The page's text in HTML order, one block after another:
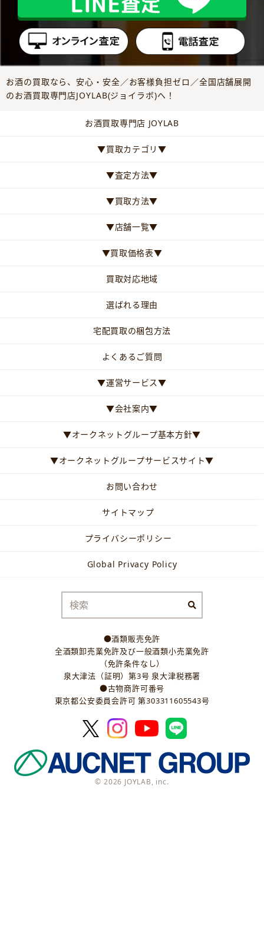
お酒の買取なら、安心・安全／お客様負担ゼロ／全国店舗展開
のお酒買取専門店JOYLAB(ジョイラボ)へ！
お酒買取専門店 JOYLAB
▼買取カテゴリ▼
▼査定方法▼
▼買取方法▼
▼店舗一覧▼
▼買取価格表▼
買取対応地域
選ばれる理由
宅配買取の梱包方法
よくあるご質問
▼運営サービス▼
▼会社案内▼
▼オークネットグループ基本方針▼
▼オークネットグループサービスサイト▼
お問い合わせ
サイトマップ
プライバシーポリシー
Global Privacy Policy
●酒類販売免許
全酒類卸売業免許及び一般酒類小売業免許
（免許条件なし）
泉大津法（証明）第3号 泉大津税務署
●古物商許可番号
東京都公安委員会許可 第303311605543号
© 2026 JOYLAB, inc.